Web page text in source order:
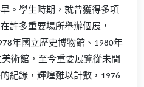
。學生時期，就曾獲得多項
許多重要場所舉辦個展，
年國立歷史博物館、1980年
術館，至今重要展覽從未間
紀錄，輝煌難以計數，1976